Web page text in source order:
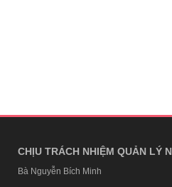
CHỊU TRÁCH NHIỆM QUẢN LÝ
Bà Nguyễn Bích Minh